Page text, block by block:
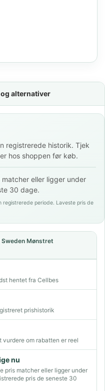
alternativer
registrerede historik. Tjek
hos shoppen før køb.
matcher eller ligger under
30 dage.
periode. Laveste pris de
Mønstret
hentet fra Cellbes
prishistorik
vurdere om rabatten er reel
nu
pris matcher eller ligger under
pris de seneste 30